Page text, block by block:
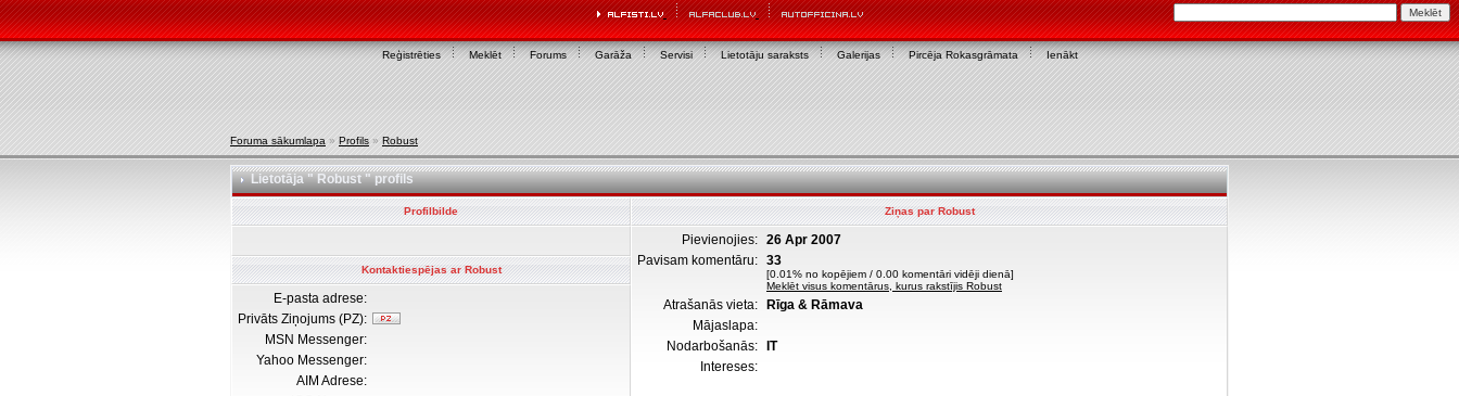
Reģistrēties Meklēt Forums Garāža Servisi Lietotāju saraksts Galerijas Pircēja Rokasgrāmata Ienākt
Foruma sākumlapa » Profils » Robust
Lietotāja " Robust " profils
Profilbilde Ziņas par Robust
Pievienojies: 26 Apr 2007
Pavisam komentāru: 33
[0.01% no kopējiem / 0.00 komentāri vidēji dienā]
Meklēt visus komentārus, kurus rakstījis Robust
Atrašanās vieta:
Rīga & Rāmava
Mājaslapa:
Nodarbošanās:
IT
Intereses:
Kontaktiespējas ar Robust
E-pasta adrese:
Privāts Ziņojums (PZ):
MSN Messenger:
Yahoo Messenger:
AIM Adrese: